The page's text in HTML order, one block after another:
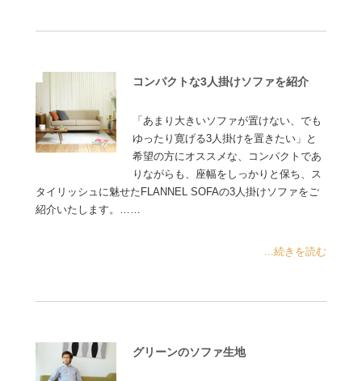
コンパクトな3人掛けソファを紹介
「あまり大きいソファが置けない、でも
ゆったり寛げる3人掛けを置きたい」と
希望の方にオススメな、コンパクトであ
りながらも、座幅をしっかりと保ち、ス
タイリッシュに魅せたFLANNEL SOFAの3人掛けソファをご
紹介いたします。……
...続きを読む
グリーンのソファ生地